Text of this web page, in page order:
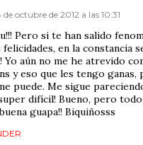
de octubre de 2012 a las 10:31
Pero si te han salido
felicidades, en la constancia
Yo aún no me he atrevido
y eso que les tengo ganas,
puede. Me sigue
difícil! Bueno, pero
guapa!! Biquiñosss